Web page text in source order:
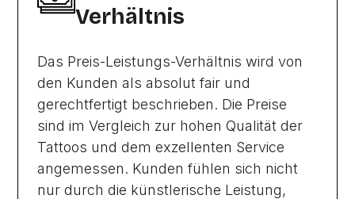
Verhältnis
Das Preis-Leistungs-Verhältnis wird von
den Kunden als absolut fair und
gerechtfertigt beschrieben. Die Preise
sind im Vergleich zur hohen Qualität der
Tattoos und dem exzellenten Service
angemessen. Kunden fühlen sich nicht
nur durch die künstlerische Leistung,